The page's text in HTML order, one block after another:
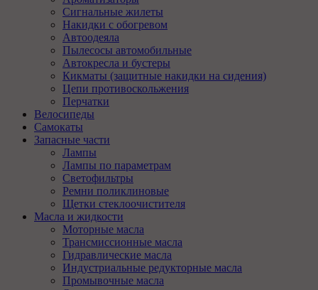
Сигнальные жилеты
Накидки с обогревом
Автоодеяла
Пылесосы автомобильные
Автокресла и бустеры
Кикматы (защитные накидки на сидения)
Цепи противоскольжения
Перчатки
Велосипеды
Самокаты
Запасные части
Лампы
Лампы по параметрам
Светофильтры
Ремни поликлиновые
Щетки стеклоочистителя
Масла и жидкости
Моторные масла
Трансмиссионные масла
Гидравлические масла
Индустриальные редукторные масла
Промывочные масла